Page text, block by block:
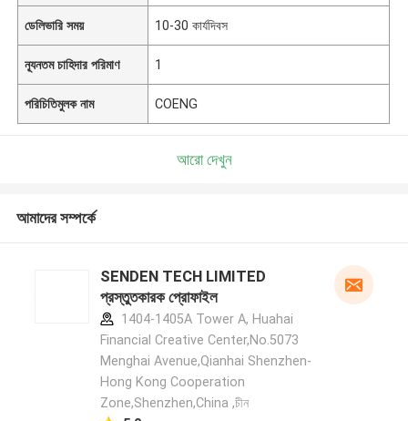
ডেলিভারি সময় 10-30 কার্যদিবস
ন্যূনতম চাহিদার পরিমাণ 1
পরিচিতিমুলক নাম COENG
আরো দেখুন
আমাদের সম্পর্কে
SENDEN TECH LIMITED
প্রস্তুতকারক প্রোফাইল
1404-1405A Tower A, Huahai
Financial Creative Center,No.5073
Menghai Avenue,Qianhai Shenzhen-
Hong Kong Cooperation
Zone,Shenzhen,China ,চীন